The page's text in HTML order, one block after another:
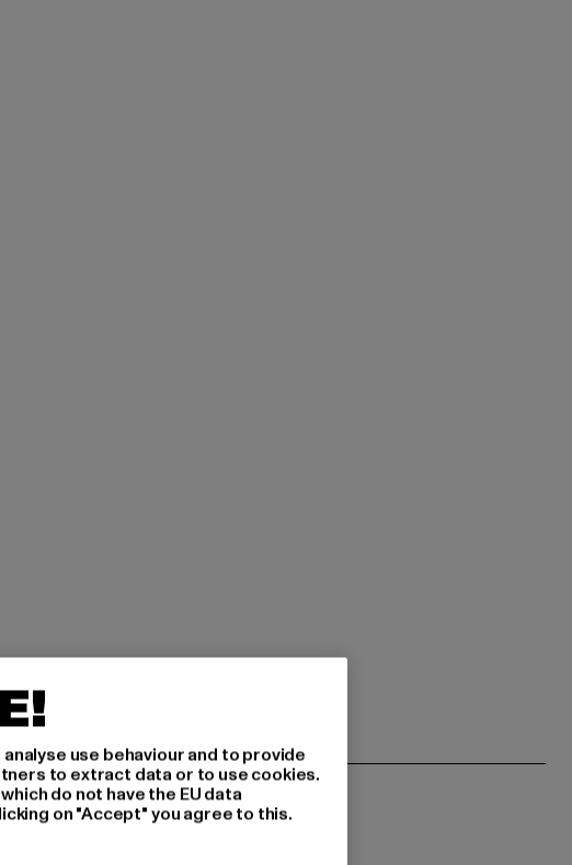
use behaviour and to provide
to extract data or to use cookies.
do not have the EU data
on "Accept" you agree to this.